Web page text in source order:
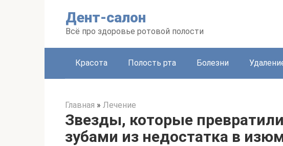
Дент-салон
Всё про здоровье ротовой полости
Красота Полость рта Болезни
Главная » Лечение
Звезды, которые
зубами из недостатка в